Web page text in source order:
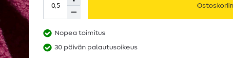
Ostoskoriin
Nopea toimitus
30 päivän palautusoikeus